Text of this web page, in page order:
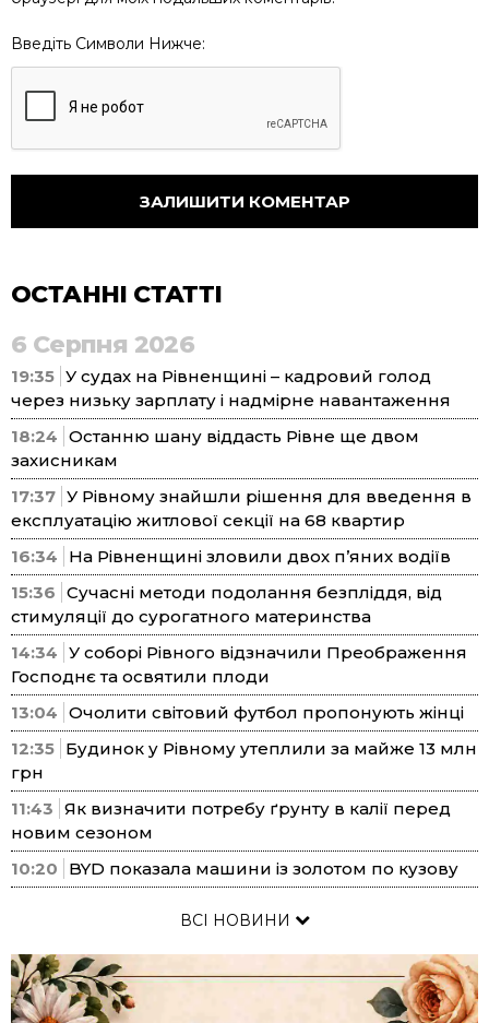
Введіть Символи Нижче:
ОСТАННІ СТАТТІ
6 Серпня 2026
19:35 У судах на Рівненщині – кадровий голод
через низьку зарплату і надмірне навантаження
18:24 Останню шану віддасть Рівне ще двом
захисникам
17:37 У Рівному знайшли рішення для введення в
експлуатацію житлової секції на 68 квартир
16:34
На Рівненщині зловили двох п’яних водіїв
15:36 Сучасні методи подолання безпліддя, від
стимуляції до сурогатного материнства
14:34 У соборі Рівного відзначили Преображення
Господнє та освятили плоди
13:04 Очолити світовий футбол пропонують жінці
12:35 Будинок у Рівному утеплили за майже 13 млн
грн
11:43 Як визначити потребу ґрунту в калії перед
новим сезоном
10:20
BYD показала машини із золотом по кузову
ВСІ НОВИНИ